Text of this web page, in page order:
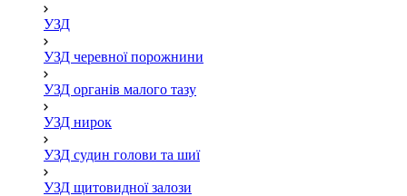
УЗД
УЗД черевної порожнини
УЗД органів малого тазу
УЗД нирок
УЗД судин голови та шиї
УЗД щитовидної залози